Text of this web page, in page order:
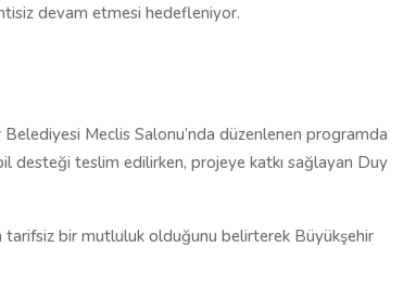
devam etmesi hedefleniyor.
Meclis Salonu’nda düzenlenen programda
desteği teslim edilirken, projeye katkı sağlayan Duy
tarifsiz bir mutluluk olduğunu belirterek Büyükşehir